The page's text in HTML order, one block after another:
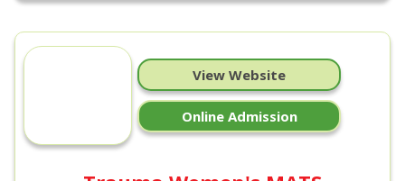
View Website
Online Admission